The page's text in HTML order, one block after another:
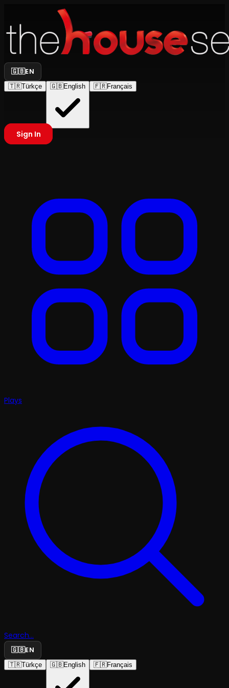
🇬🇧EN
🇹🇷Türkçe 🇬🇧English 🇫🇷Français
Sign In
Plays
Search...
🇬🇧EN
🇹🇷Türkçe 🇬🇧English 🇫🇷Français